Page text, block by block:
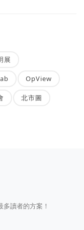
展
OpView
北市圖
讀者的方案！